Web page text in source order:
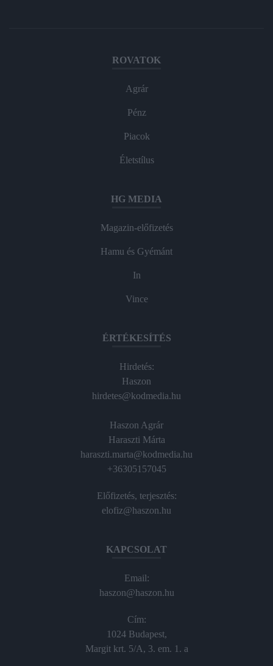
ROVATOK
Agrár
Pénz
Piacok
Életstílus
HG MEDIA
Magazin-előfizetés
Hamu és Gyémánt
In
Vince
ÉRTÉKESÍTÉS
Hirdetés:
Haszon
hirdetes@kodmedia.hu
Haszon Agrár
Haraszti Márta
haraszti.marta@kodmedia.hu
+36305157045
Előfizetés, terjesztés:
elofiz@haszon.hu
KAPCSOLAT
Email:
haszon@haszon.hu
Cím:
1024 Budapest,
Margit krt. 5/A, 3. em. 1. a